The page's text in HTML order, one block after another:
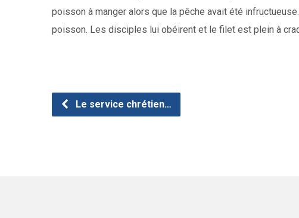
poisson à manger alors que la pêche avait été
poisson. Les disciples lui obéirent et le filet est plein à
Le service chrétien…